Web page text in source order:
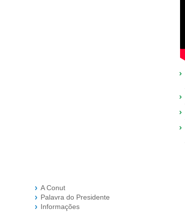
A Conut
Palavra do Presidente
Informações